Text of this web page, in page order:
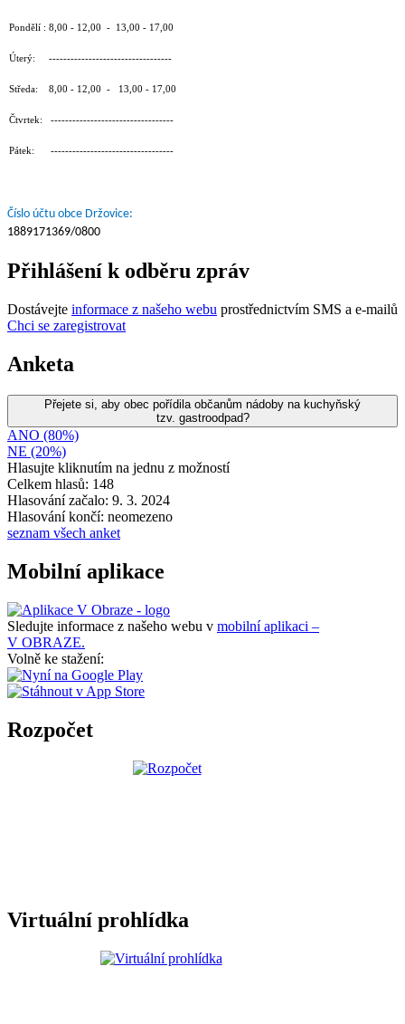
Pondělí : 8,00 - 12,00 - 13,00 - 17,00
Úterý: ----------------------------------
Středa: 8,00 - 12,00 - 13,00 - 17,00
Čtvrtek: ----------------------------------
Pátek: ----------------------------------
Číslo účtu obce Držovice:
1889171369/0800
Přihlášení k odběru zpráv
Dostávejte informace z našeho webu prostřednictvím SMS a e-mailů
Chci se zaregistrovat
Anketa
Přejete si, aby obec pořídila občanům nádoby na kuchyňský
tzv. gastroodpad?
ANO (80%)
NE (20%)
Hlasujte kliknutím na jednu z možností
Celkem hlasů: 148
Hlasování začalo: 9. 3. 2024
Hlasování končí: neomezeno
seznam všech anket
Mobilní aplikace
Sledujte informace z našeho webu v mobilní aplikaci –
V OBRAZE.
Volně ke stažení:
Rozpočet
Virtuální prohlídka